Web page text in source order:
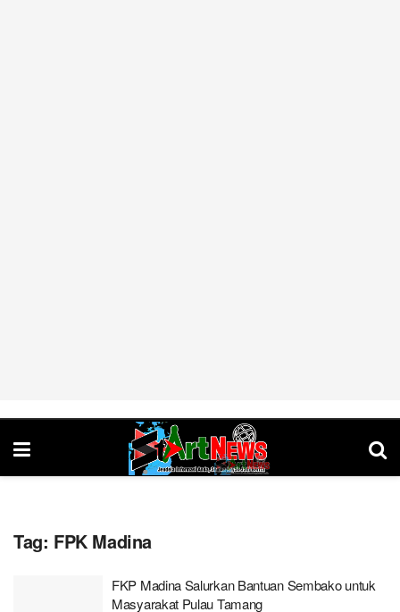
Tag: FPK Madina
FKP Madina Salurkan Bantuan Sembako untuk
Masyarakat Pulau Tamang